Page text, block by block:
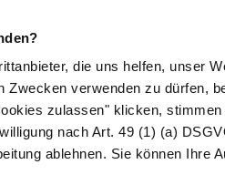
die uns helfen, unser
Zwecken verwenden zu dürfen,
zulassen" klicken,
nach Art. 49 (1) (a)
ablehnen. Sie können Ihre
Naturheilkunde